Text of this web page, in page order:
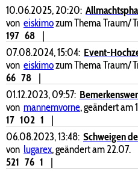
10.06.2025, 20:20:
von eiskimozum Thema Traum/
197 68
|
07.08.2024, 15:04: Event-
von eiskimozum Thema Traum/
66 78
|
01.12.2023, 09:57:
von mannemvorne, geändert am
17 102 1
|
06.08.2023, 13:48: Schweigen
von lugarex, geändert am 22.07.
521 76 1
|